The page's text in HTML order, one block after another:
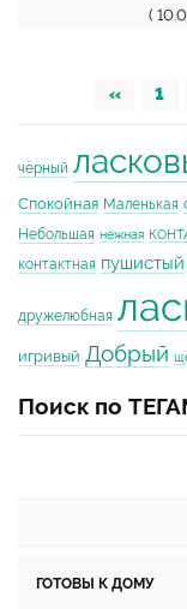
(
« 1
чёрный
Спокойная Маленькая
Небольшая нежная
контактная пушистый
дружелюбная
игривый Добрый
Поиск по
ГОТОВЫ К ДОМУ